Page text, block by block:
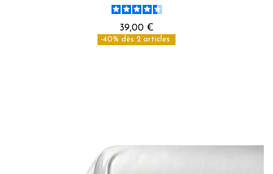
39,00 €
-40% dès 2 articles